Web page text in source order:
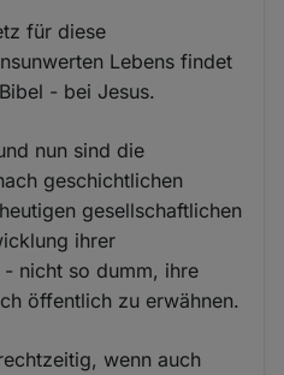
für diese
Lebens findet
- bei Jesus.
nun sind die
geschichtlichen
gesellschaftlichen
ihrer
nicht so dumm, ihre
öffentlich zu erwähnen.
wenn auch